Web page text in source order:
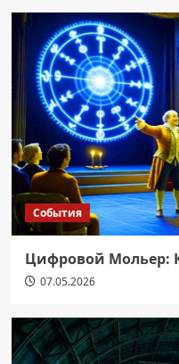
События
Цифровой Мольер:
07.05.2026